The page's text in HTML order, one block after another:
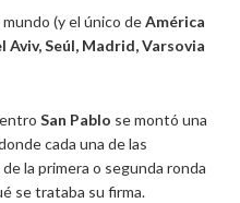
(y el único deAmérica
Aviv, Seúl, Madrid, Varsovia
San Pablo se montó una
cada una de las
la primera o segunda ronda
se trataba su firma.